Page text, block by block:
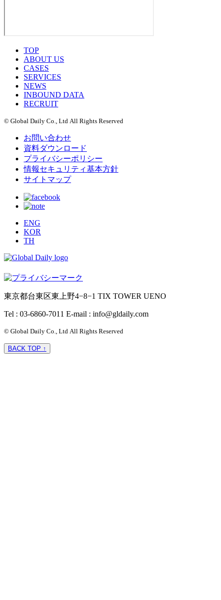
TOP
ABOUT US
CASES
SERVICES
NEWS
INBOUND DATA
RECRUIT
© Global Daily Co., Ltd All Rights Reserved
お問い合わせ
資料ダウンロード
プライバシーポリシー
情報セキュリティ基本方針
サイトマップ
ENG
KOR
TH
東京都台東区東上野4−8−1 TIX TOWER UENO
Tel : 03-6860-7011 E-mail : info@gldaily.com
© Global Daily Co., Ltd All Rights Reserved
BACK TOP ↑